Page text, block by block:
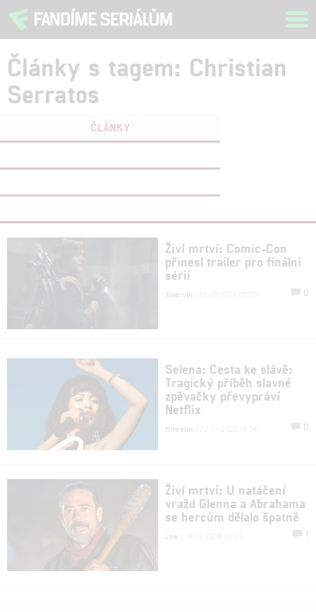
Články s tagem: Christian
Serratos
ČLÁNKY
Živí mrtví: Comic-Con
přinesl trailer pro finální
sérii
Anarvin 0
Selena: Cesta ke slávě:
Tragický příběh slavné
zpěvačky převypráví
Netflix
filmsim 0
Živí mrtví: U natáčení
vražd Glenna a Abrahama
se hercům dělalo špatně
Lee 1